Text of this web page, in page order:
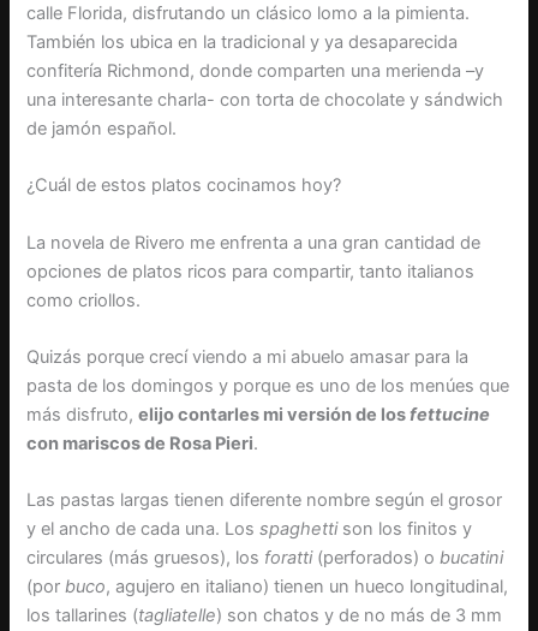
calle Florida, disfrutando un clásico lomo a la pimienta.
También los ubica en la tradicional y ya desaparecida
confitería Richmond, donde comparten una merienda –y
una interesante charla- con torta de chocolate y sándwich
de jamón español.
¿Cuál de estos platos cocinamos hoy?
La novela de Rivero me enfrenta a una gran cantidad de
opciones de platos ricos para compartir, tanto italianos
como criollos.
Quizás porque crecí viendo a mi abuelo amasar para la
pasta de los domingos y porque es uno de los menúes que
más disfruto,elijo contarles mi versión de losfettucine
con mariscos de Rosa Pieri.
Las pastas largas tienen diferente nombre según el grosor
y el ancho de cada una. Losspaghettison los finitos y
circulares (más gruesos), los foratti(perforados) obucatini
(porbuco, agujero en italiano) tienen un hueco longitudinal,
los tallarines (tagliatelle) son chatos y de no más de 3 mm